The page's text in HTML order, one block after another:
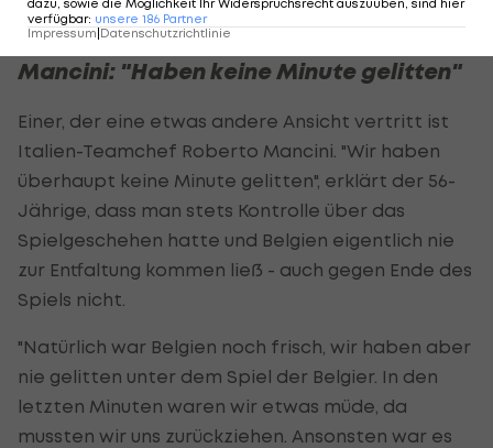
Mancini: "Haben keine Minute gelitten"
Einer, der eine etwas andere Ansicht vertritt ist
Italien-Teamchef Roberto Mancini. "Wir haben
überhaupt keine Minute gelitten", erklärt der 56-
Jährige, dass man stets Kontrolle über das
Spielgeschehen hatte und Belgien eigentlich nie
zur Entfaltung kommen ließ - auch gegen Ende des
Spiels nicht.
"Natürlich war Belgien noch frisch, wir haben aber
nie gelitten unter dem Spiel der Belgier. In den
letzten Minuten waren wir etwas müde, da
mussten wir uns zurückziehen. Ansonsten war es
verfügbar: unsere 186 Partner
Impressum|Datenschutzrichtlinie